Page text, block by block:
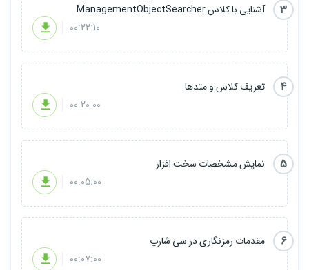
3
آشنایی با کلاس ManagementObjectSearcher
00:22:10
4
تعریف کلاس و متدها
00:20:00
5
نمایش مشخصات سخت افزار
00:05:00
6
مقدمات رمزنگاری در سی شارپ
00:07:00